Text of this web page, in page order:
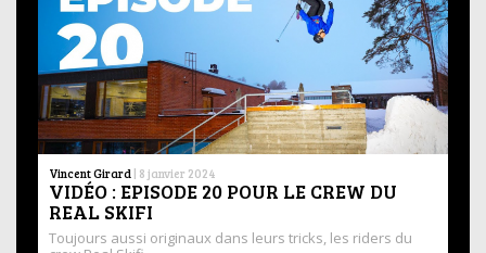
Vincent Girard | 8 janvier 2024
VIDÉO : EPISODE 20 POUR LE CREW DU
REAL SKIFI
Toujours aussi originaux dans leurs tricks, les riders du